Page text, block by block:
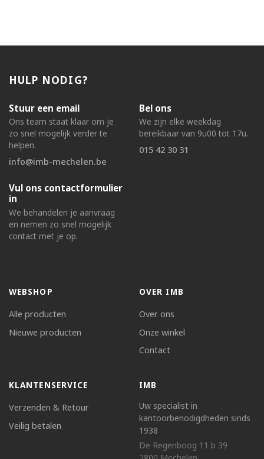
HULP NODIG?
Stuur een email
Ons team staat klaar om je
zo snel mogelijk verder te
helpen.
info@imb-mechelen.be
Bel ons
We zijn elke weekdag
bereikbaar van 9u00 tot 17u.
015 42 30 31
Vul ons contactformulier
in
We behandelen je aanvraag
en nemen zo snel mogelijk
contact met je op.
WEBSHOP
Alle producten
Nieuwe producten
OVER IMB
Over ons
Onze winkel
Contact
KLANTENSERVICE
Verzenden & Retour
Veilig betalen
IMB
Uw specialist in
kantoorbenodigdheden sinds
1938
De Regenboog 11 b 39